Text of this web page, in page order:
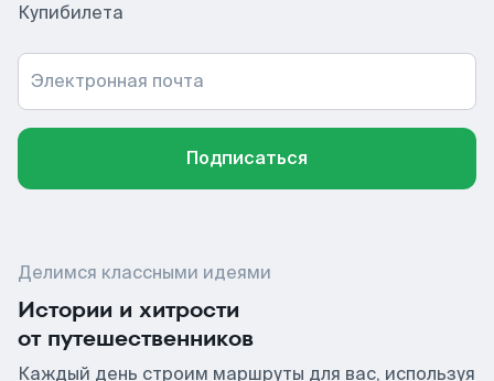
Купибилета
Электронная почта
Подписаться
Делимся классными идеями
Истории и хитрости
от путешественников
Каждый день строим маршруты для вас, используя